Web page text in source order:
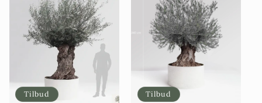
Tilbud Tilbud